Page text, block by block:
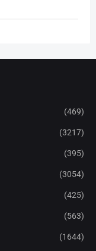
(469)
(3217)
(395)
(3054)
(425)
(563)
(1644)